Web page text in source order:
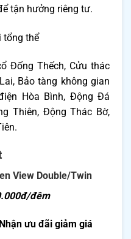
tận hưởng riêng tư.
Đống Thếch, Cửu thác
Bảo tàng không gian
Hòa Bình, Động Đá
Thiên, Động Thác Bờ,
View Double/Twin
đêm
ưu đãi giảm giá